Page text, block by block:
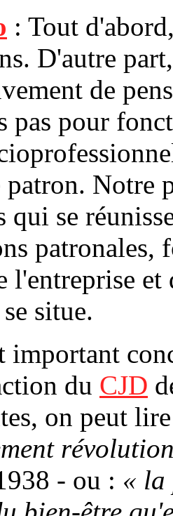
: Tout
D'autre
de
pas pour
Notre
qui se
patronales,
l'entreprise et
situe.
important
du CJD
on peut
- ou : « la